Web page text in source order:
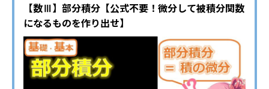
【数Ⅲ】部分積分【公式不要！微分して被積分関数
になるものを作り出せ】